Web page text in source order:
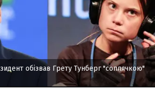
обізвав Грету Тунберг "соплячкою"